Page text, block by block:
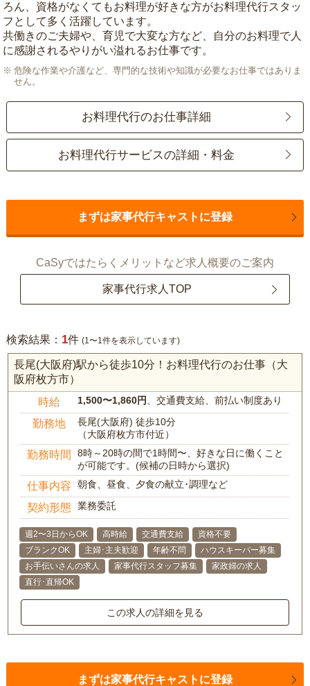
ろん、資格がなくてもお料理が好きな方がお料理代行スタッ
フとして多く活躍しています。
共働きのご夫婦や、育児で大変な方など、自分のお料理で人
に感謝されるやりがい溢れるお仕事です。
危険な作業や介護など、専門的な技術や知識が必要なお仕事ではありま
せん。
お料理代行のお仕事詳細
お料理代行サービスの詳細・料金
まずは家事代行キャストに登録
CaSyではたらくメリットなど求人概要のご案内
家事代行求人TOP
検索結果： 1件 (1〜1件を表示しています)
長尾(大阪府)駅から徒歩10分！お料理代行のお仕事（大
阪府枚方市）
時給 1,500〜1,860円 、交通費支給、前払い制度あり
勤務地
長尾(大阪府) 徒歩10分
（大阪府枚方市付近）
勤務時間
8時～20時の間で1時間〜、好きな日に働くこと
が可能です。(候補の日時から選択)
仕事内容 朝食、昼食、夕食の献立･調理など
契約形態 業務委託
週2〜3日からOK 高時給 交通費支給
資格不要
ブランクOK
主婦･主夫歓迎 年齢不問
ハウスキーパー募集
お手伝いさんの求人
家事代行スタッフ募集
家政婦の求人
直行･直帰OK
この求人の詳細を見る
まずは家事代行キャストに登録